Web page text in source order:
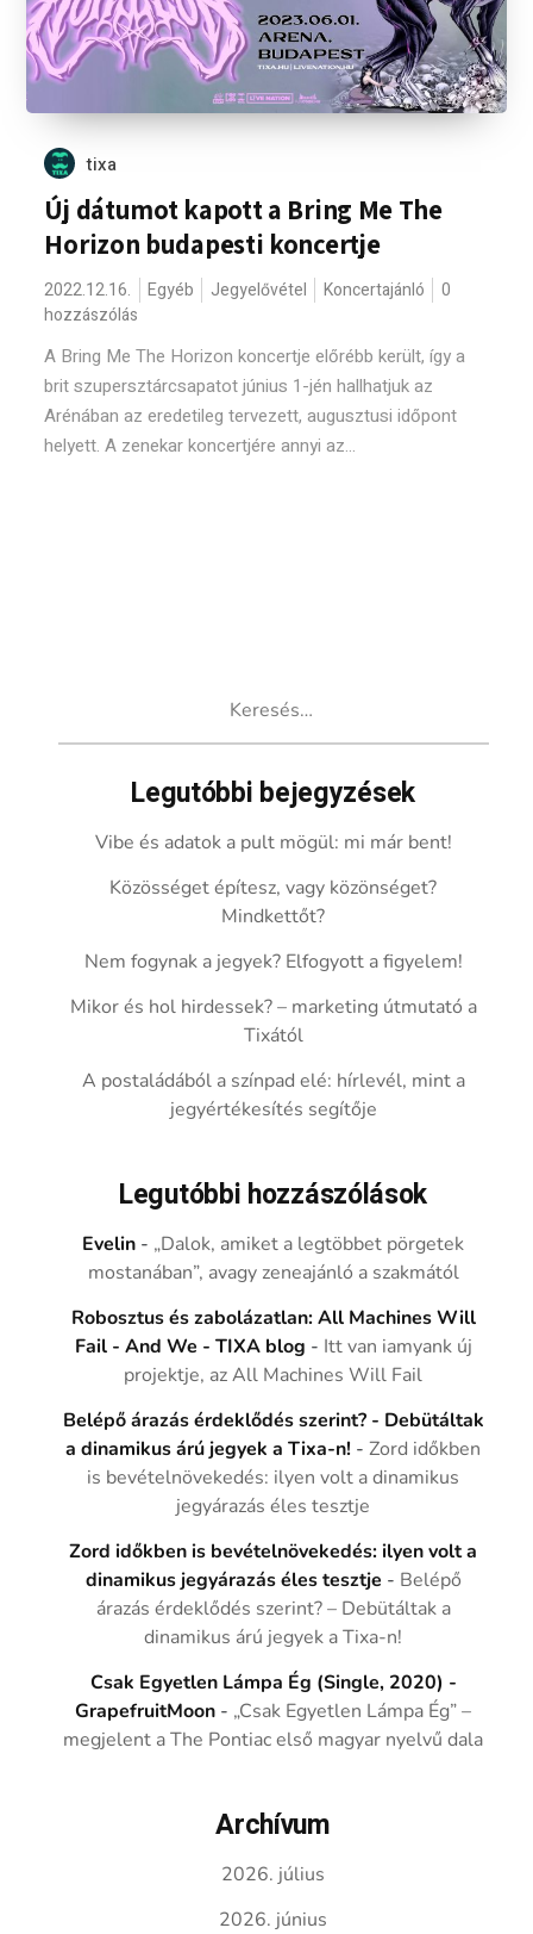
tixa
Új dátumot kapott a Bring Me The
Horizon budapesti koncertje
2022.12.16. Egyéb Jegyelővétel Koncertajánló
0
hozzászólás
A Bring Me The Horizon koncertje előrébb került, így a
brit szupersztárcsapatot június 1-jén hallhatjuk az
Arénában az eredetileg tervezett, augusztusi időpont
helyett. A zenekar koncertjére annyi az...
Legutóbbi bejegyzések
Vibe és adatok a pult mögül: mi már bent!
Közösséget építesz, vagy közönséget?
Mindkettőt?
Nem fogynak a jegyek? Elfogyott a figyelem!
Mikor és hol hirdessek? – marketing útmutató a
Tixától
A postaládából a színpad elé: hírlevél, mint a
jegyértékesítés segítője
Legutóbbi hozzászólások
Evelin - „Dalok, amiket a legtöbbet pörgetek
mostanában”, avagy zeneajánló a szakmától
Robosztus és zabolázatlan: All Machines Will
Fail - And We - TIXA blog - Itt van iamyank új
projektje, az All Machines Will Fail
Belépő árazás érdeklődés szerint? - Debütáltak
a dinamikus árú jegyek a Tixa-n! -Zord időkben
is bevételnövekedés: ilyen volt a dinamikus
jegyárazás éles tesztje
Zord időkben is bevételnövekedés: ilyen volt a
dinamikus jegyárazás éles tesztje - Belépő
árazás érdeklődés szerint? – Debütáltak a
dinamikus árú jegyek a Tixa-n!
Csak Egyetlen Lámpa Ég (Single, 2020) -
GrapefruitMoon - „Csak Egyetlen Lámpa Ég” –
megjelent a The Pontiac első magyar nyelvű dala
Archívum
2026. július
2026. június